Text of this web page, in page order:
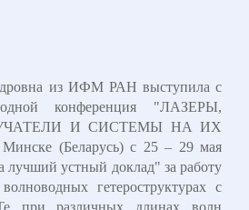
из ИФМ РАН выступила с
конференция "ЛАЗЕРЫ,
И СИСТЕМЫ НА ИХ
(Беларусь) с 25 – 29 мая
лучший устный доклад" за работу
гетероструктурах с
при различных длинах волн